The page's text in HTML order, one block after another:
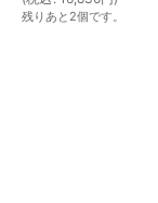
残りあと2個です。